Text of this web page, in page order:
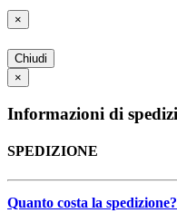
×
Chiudi
×
Informazioni di
SPEDIZIONE
Quanto costa la spedizione?